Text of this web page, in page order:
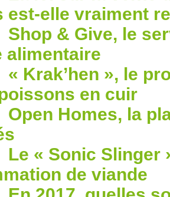
est-elle vraiment
Shop & Give, le
alimentaire
« Krak’hen », le
en cuir
Open Homes, la
Le « Sonic Slinger
de viande